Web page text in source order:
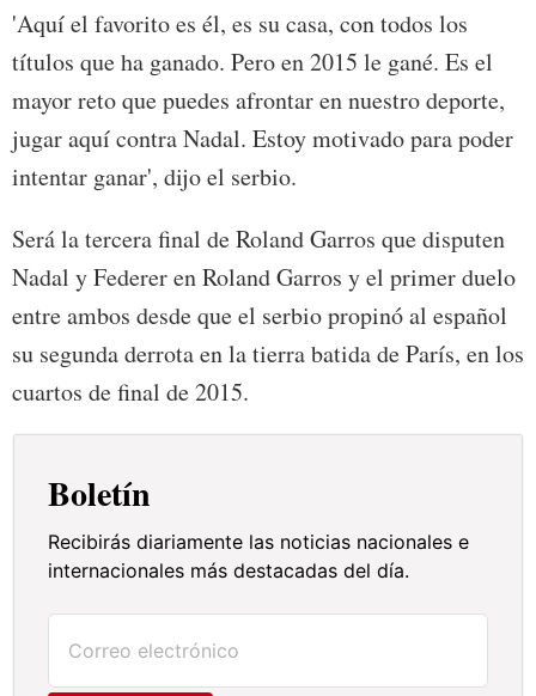
'Aquí el favorito es él, es su casa, con todos los
títulos que ha ganado. Pero en 2015 le gané. Es el
mayor reto que puedes afrontar en nuestro deporte,
jugar aquí contra Nadal. Estoy motivado para poder
intentar ganar', dijo el serbio.
Será la tercera final de Roland Garros que disputen
Nadal y Federer en Roland Garros y el primer duelo
entre ambos desde que el serbio propinó al español
su segunda derrota en la tierra batida de París, en los
cuartos de final de 2015.
Boletín
Recibirás diariamente las noticias nacionales e
internacionales más destacadas del día.